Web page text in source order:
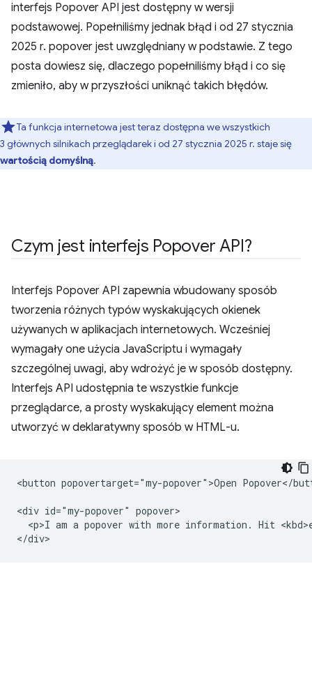
interfejs Popover API jest dostępny w wersji
podstawowej. Popełniliśmy jednak błąd i od 27 stycznia
2025 r. popover jest uwzględniany w podstawie. Z tego
posta dowiesz się, dlaczego popełniliśmy błąd i co się
zmieniło, aby w przyszłości uniknąć takich błędów.
Ta funkcja internetowa jest teraz dostępna we wszystkich
3 głównych silnikach przeglądarek i od 27 stycznia 2025 r. staje się
wartością domyślną.
Czym jest interfejs Popover API?
Interfejs Popover API zapewnia wbudowany sposób
tworzenia różnych typów wyskakujących okienek
używanych w aplikacjach internetowych. Wcześniej
wymagały one użycia JavaScriptu i wymagały
szczególnej uwagi, aby wdrożyć je w sposób dostępny.
Interfejs API udostępnia te wszystkie funkcje
przeglądarce, a prosty wyskakujący element można
utworzyć w deklaratywny sposób w HTML-u.
<button popovertarget="my-popover">Open Popover</
<div id="my-popover" popover>
<p>I am a popover with more information. Hit